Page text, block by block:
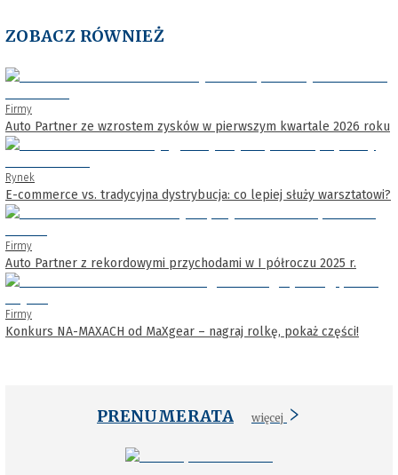
ZOBACZ RÓWNIEŻ
Firmy
Auto Partner ze wzrostem zysków w pierwszym kwartale 2026 roku
Rynek
E-commerce vs. tradycyjna dystrybucja: co lepiej służy warsztatowi?
Firmy
Auto Partner z rekordowymi przychodami w I półroczu 2025 r.
Firmy
Konkurs NA-MAXACH od MaXgear – nagraj rolkę, pokaż części!
PRENUMERATA więcej